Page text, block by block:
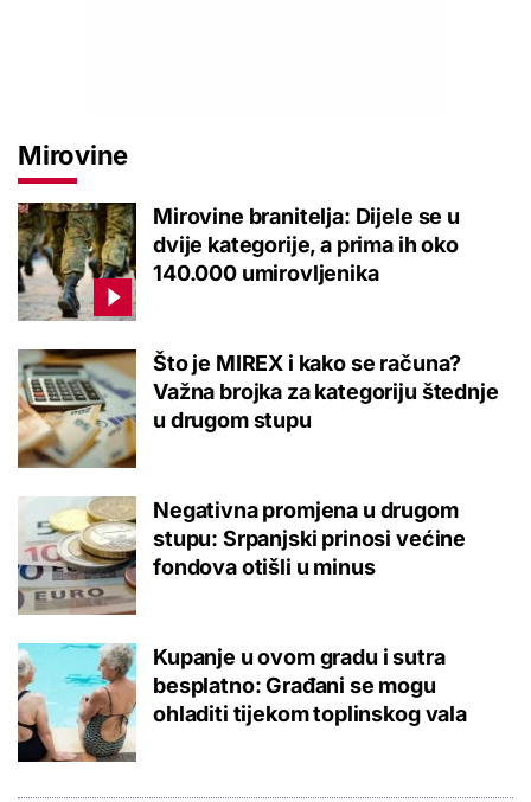
Mirovine
Mirovine branitelja: Dijele se u
dvije kategorije, a prima ih oko
140.000 umirovljenika
Što je MIREX i kako se računa?
Važna brojka za kategoriju štednje
u drugom stupu
Negativna promjena u drugom
stupu: Srpanjski prinosi većine
fondova otišli u minus
Kupanje u ovom gradu i sutra
besplatno: Građani se mogu
ohladiti tijekom toplinskog vala